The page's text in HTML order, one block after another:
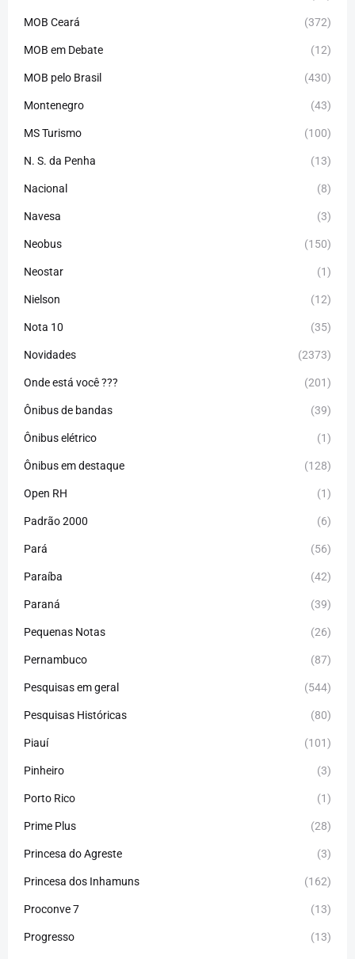
MOB Ceará (372)
MOB em Debate (12)
MOB pelo Brasil (430)
Montenegro (43)
MS Turismo (100)
N. S. da Penha (13)
Nacional (8)
Navesa (3)
Neobus (150)
Neostar (1)
Nielson (12)
Nota 10 (35)
Novidades (2373)
Onde está você ??? (201)
Ônibus de bandas (39)
Ônibus elétrico (1)
Ônibus em destaque (128)
Open RH (1)
Padrão 2000 (6)
Pará (56)
Paraíba (42)
Paraná (39)
Pequenas Notas (26)
Pernambuco (87)
Pesquisas em geral (544)
Pesquisas Históricas (80)
Piauí (101)
Pinheiro (3)
Porto Rico (1)
Prime Plus (28)
Princesa do Agreste (3)
Princesa dos Inhamuns (162)
Proconve 7 (13)
Progresso (13)